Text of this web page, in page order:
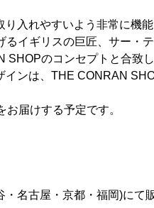
入れやすいよう非常に機
るイギリスの巨匠、サー・
SHOPのコンセプトと合致
ンは、THE CONRAN
届けする予定です。
・名古屋・京都・福岡)にて